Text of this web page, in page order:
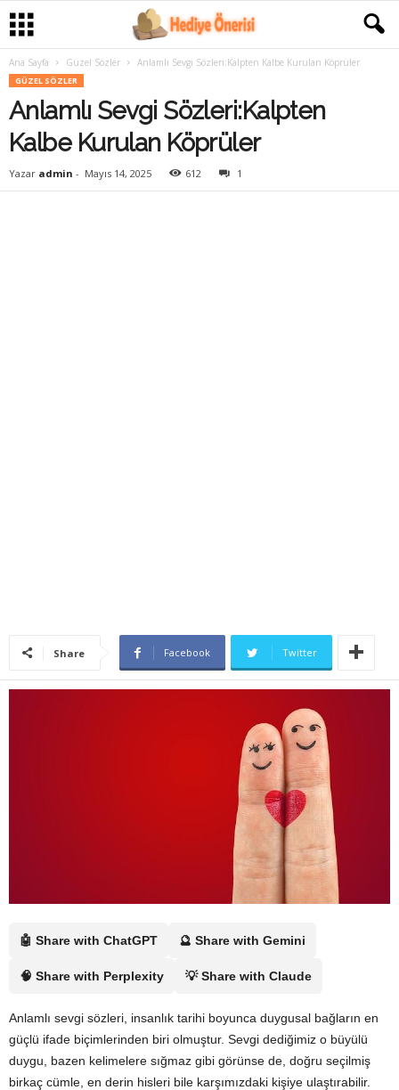
Ana Sayfa Güzel Sözler Anlamlı Sevgi Sözleri:Kalpten Kalbe Kurulan Köprüler
GÜZEL SÖZLER
Anlamlı Sevgi Sözleri:Kalpten
Kalbe Kurulan Köprüler
Yazar admin - Mayıs 14, 2025 612 1
Share Facebook Twitter
🤖 Share with ChatGPT 🔮 Share with Gemini
🧠 Share with Perplexity 💡 Share with Claude
Anlamlı sevgi sözleri, insanlık tarihi boyunca duygusal bağların en
güçlü ifade biçimlerinden biri olmuştur. Sevgi dediğimiz o büyülü
duygu, bazen kelimelere sığmaz gibi görünse de, doğru seçilmiş
birkaç cümle, en derin hisleri bile karşımızdaki kişiye ulaştırabilir.